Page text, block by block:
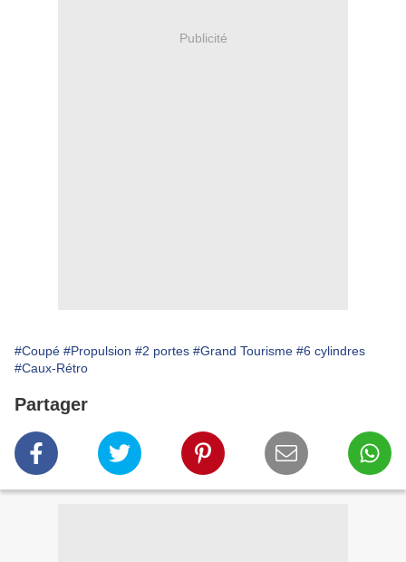
Publicité
#Coupé #Propulsion #2 portes #Grand Tourisme #6 cylindres
#Caux-Rétro
Partager